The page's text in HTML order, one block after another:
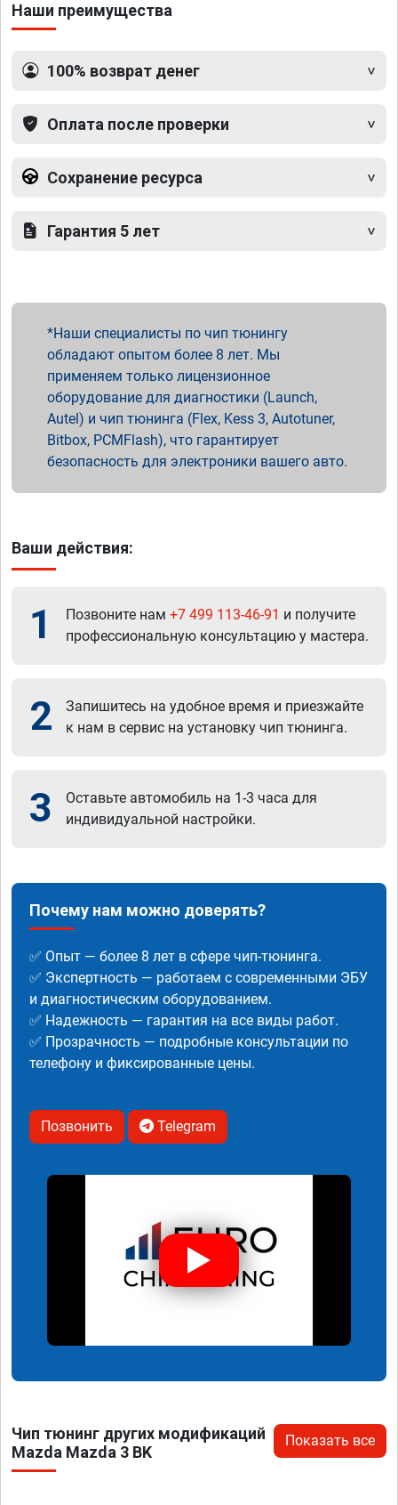
Наши преимущества
100% возврат денег
Оплата после проверки
Сохранение ресурса
Гарантия 5 лет
Наши специалисты по чип тюнингу
обладают опытом более 8 лет. Мы
применяем только лицензионное
оборудование для диагностики (Launch,
Autel) и чип тюнинга (Flex, Kess 3, Autotuner,
Bitbox, PCMFlash), что гарантирует
безопасность для электроники вашего авто.
Ваши действия:
1 Позвоните нам +7 499 113-46-91 и получите
профессиональную консультацию у мастера.
2
Запишитесь на удобное время и приезжайте
к нам в сервис на установку чип тюнинга.
3
Оставьте автомобиль на 1-3 часа для
индивидуальной настройки.
Почему нам можно доверять?
✅ Опыт — более 8 лет в сфере чип-тюнинга.
✅ Экспертность — работаем с современными ЭБУ
и диагностическим оборудованием.
✅ Надежность — гарантия на все виды работ.
✅ Прозрачность — подробные консультации по
телефону и фиксированные цены.
Позвонить Telegram
Чип тюнинг других модификаций
Mazda Mazda 3 BK
Показать все